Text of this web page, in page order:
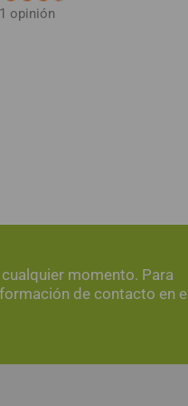
1 opinión
momento. Para
de contacto en el